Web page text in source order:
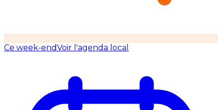
Ce week-endVoir l'agenda local